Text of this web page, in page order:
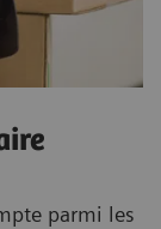
parmi les